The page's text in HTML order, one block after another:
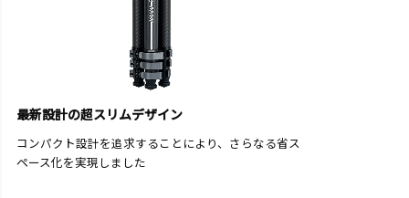
最新設計の超スリムデザイン
コンパクト設計を追求することにより、さらなる省ス
ペース化を実現しました